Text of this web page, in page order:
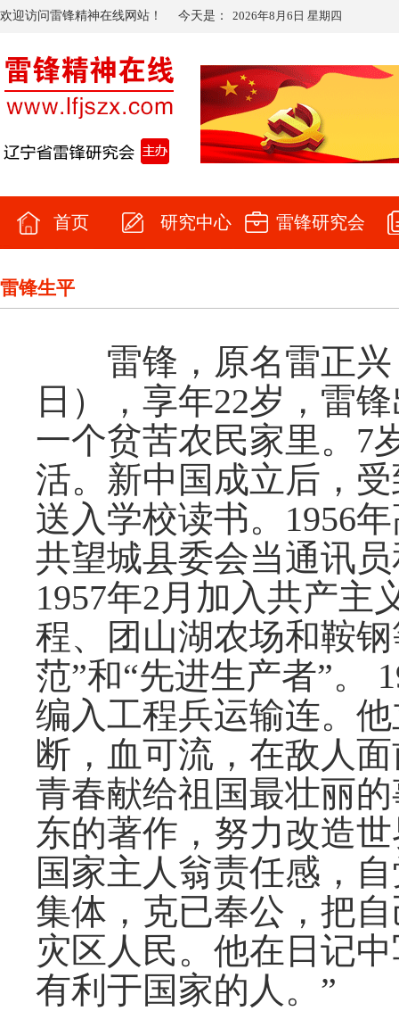
欢迎访问雷锋精神在线网站！ 今天是： 2026年8月6日 星期四
首页 研究中心 雷锋研究会
雷锋生平
雷锋，原名雷正兴
日），享年22岁，雷
一个贫苦农民家里。7
活。新中国成立后，
送入学校读书。1956
共望城县委会当通讯
1957年2月加入共产主
程、团山湖农场和鞍
范”和“先进生产者”。
编入工程兵运输连。
断，血可流，在敌人
青春献给祖国最壮丽
东的著作，努力改造
国家主人翁责任感，
集体，克已奉公，把
灾区人民。他在日记
有利于国家的人。”